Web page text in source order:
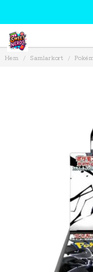
Hem Samlarkort